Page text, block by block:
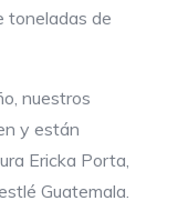
toneladas de
nuestros
y están
Ericka Porta,
Guatemala.